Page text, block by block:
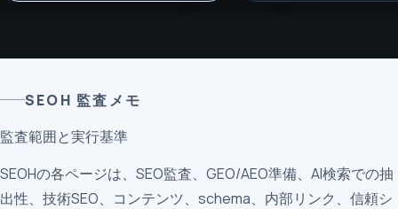
SEOH 監査メモ
監査範囲と実行基準
SEOHの各ページは、SEO監査、GEO/AEO準備、AI検索での抽
出性、技術SEO、コンテンツ、schema、内部リンク、信頼シ